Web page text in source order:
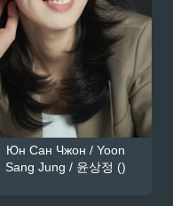
Юн Сан Чжон / Yoon
Sang Jung / 윤상정 ()